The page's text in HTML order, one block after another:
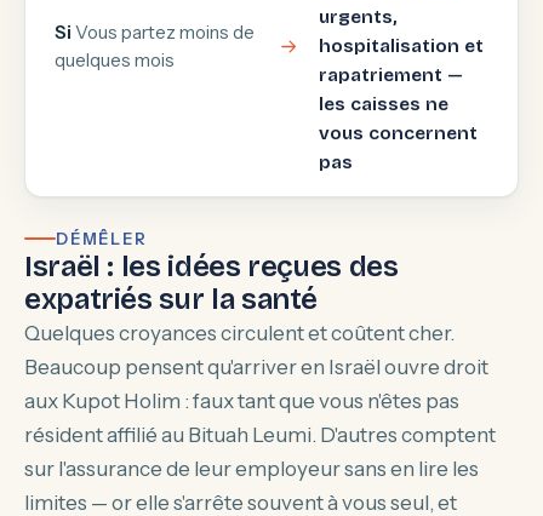
Si Vous partez moins de
quelques mois
urgents,
hospitalisation et
rapatriement —
les caisses ne
vous concernent
pas
DÉMÊLER
Israël : les idées reçues des
expatriés sur la santé
Quelques croyances circulent et coûtent cher.
Beaucoup pensent qu'arriver en Israël ouvre droit
aux Kupot Holim : faux tant que vous n'êtes pas
résident affilié au Bituah Leumi. D'autres comptent
sur l'assurance de leur employeur sans en lire les
limites — or elle s'arrête souvent à vous seul, et